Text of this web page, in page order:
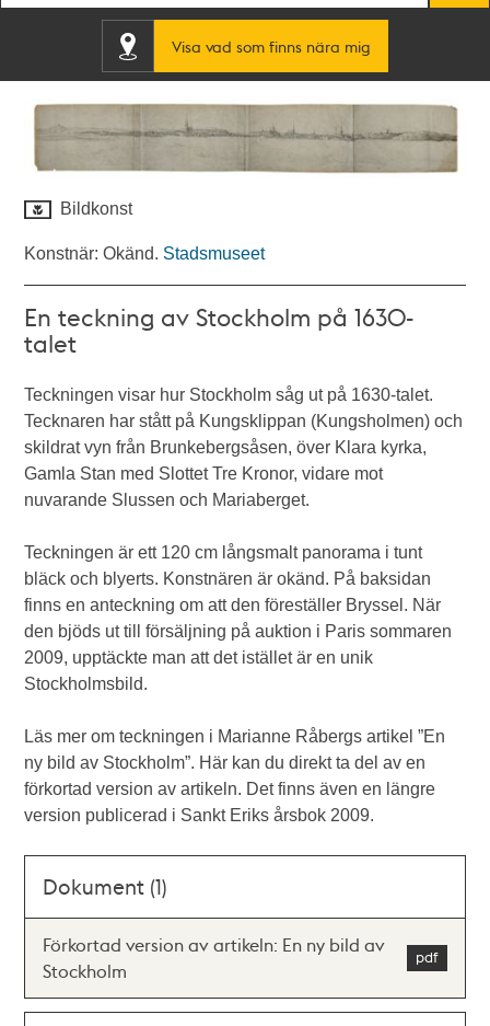
Visa vad som finns nära mig
Bildkonst
Konstnär: Okänd. Stadsmuseet
En teckning av Stockholm på 1630-
talet
Teckningen visar hur Stockholm såg ut på 1630-talet.
Tecknaren har stått på Kungsklippan (Kungsholmen) och
skildrat vyn från Brunkebergsåsen, över Klara kyrka,
Gamla Stan med Slottet Tre Kronor, vidare mot
nuvarande Slussen och Mariaberget.
Teckningen är ett 120 cm långsmalt panorama i tunt
bläck och blyerts. Konstnären är okänd. På baksidan
finns en anteckning om att den föreställer Bryssel. När
den bjöds ut till försäljning på auktion i Paris sommaren
2009, upptäckte man att det istället är en unik
Stockholmsbild.
Läs mer om teckningen i Marianne Råbergs artikel ”En
ny bild av Stockholm”. Här kan du direkt ta del av en
förkortad version av artikeln. Det finns även en längre
version publicerad i Sankt Eriks årsbok 2009.
Dokument (1)
Förkortad version av artikeln: En ny bild av
Stockholm